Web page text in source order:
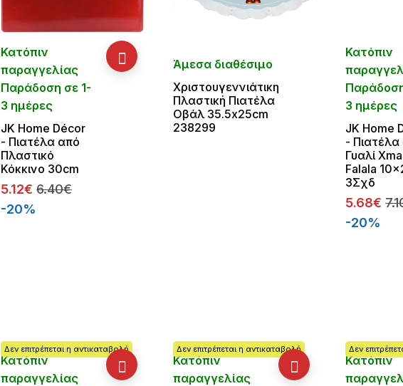
Κατόπιν
παραγγελίας
Παράδοση σε 1-
3 ημέρες
JK Home Décor
- Πιατέλα από
Πλαστικό
Κόκκινο 30cm
5.12€ 6.40€
-20%
Άμεσα διαθέσιμο
Χριστουγεννιάτικη
Πλαστική Πιατέλα
Οβάλ 35.5x25cm
238299
Κατόπιν
3 ημέρες
JK Home
- Πιατέλα
Γυαλί
Falala
3Σχδ
5.68€
-20%
Δεν επιτρέπεται η αντικαταβολή
Κατόπιν
παραγγελίας
Δεν επιτρέπεται η αντικαταβολή
Κατόπιν
παραγγελίας
Δεν
Κατόπιν